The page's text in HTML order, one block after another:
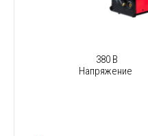
380 В
Напряжение